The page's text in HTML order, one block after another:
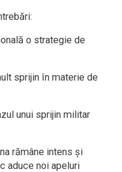
o strategie de
sprijin în materie de
unui sprijin militar
rămâne intens și
aduce noi apeluri